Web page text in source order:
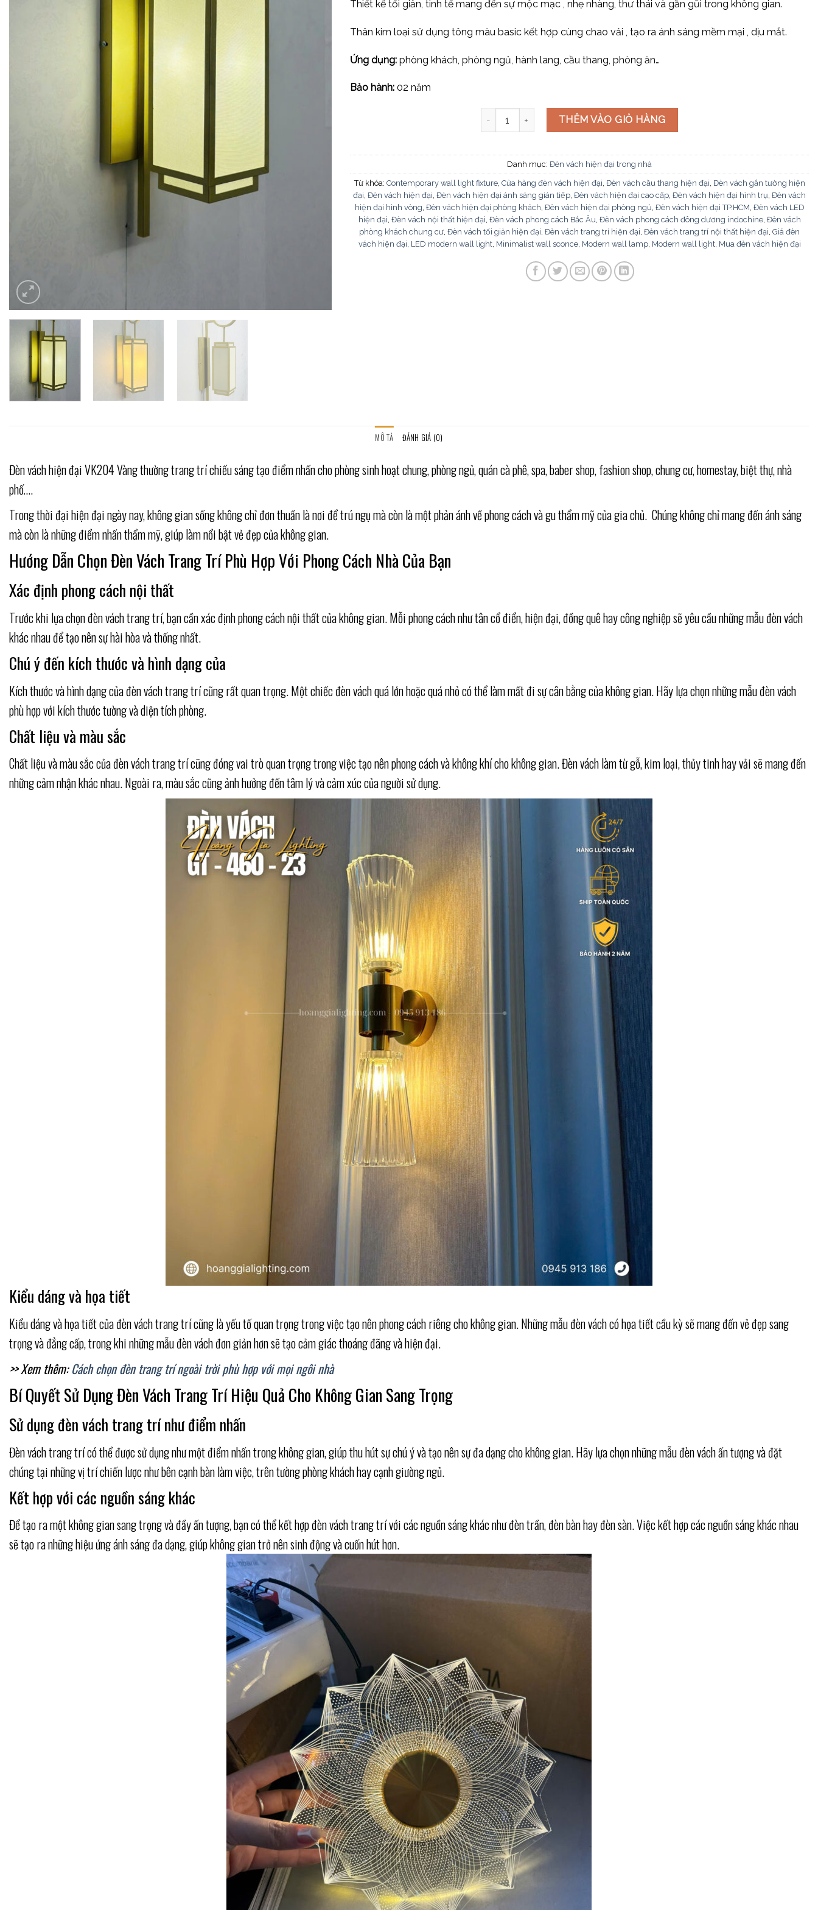
Thiết kế tối giản, tinh tế mang đến sự mộc mạc , nhẹ nhàng, thư thái và gần gũi trong không gian.
Thân kim loại sử dụng tông màu basic kết hợp cùng chao vải , tạo ra ánh sáng mềm mại , dịu mắt.
Ứng dụng: phòng khách, phòng ngủ, hành lang, cầu thang, phòng ăn…
Bảo hành: 02 năm
Đèn vách hiện đại VK204 Vàng số lượng
THÊM VÀO GIỎ HÀNG
Danh mục: Đèn vách hiện đại trong nhà
Từ khóa: Contemporary wall light fixture, Cửa hàng đèn vách hiện đại, Đèn vách cầu thang hiện đại, Đèn vách gắn tường hiện
đại, Đèn vách hiện đại, Đèn vách hiện đại ánh sáng gián tiếp, Đèn vách hiện đại cao cấp, Đèn vách hiện đại hình trụ, Đèn vách
hiện đại hình vòng, Đèn vách hiện đại phòng khách, Đèn vách hiện đại phòng ngủ, Đèn vách hiện đại TP.HCM, Đèn vách LED
hiện đại, Đèn vách nội thất hiện đại, Đèn vách phong cách Bắc Âu, Đèn vách phong cách đông dương indochine, Đèn vách
phòng khách chung cư, Đèn vách tối giản hiện đại, Đèn vách trang trí hiện đại, Đèn vách trang trí nội thất hiện đại, Giá đèn
vách hiện đại, LED modern wall light, Minimalist wall sconce, Modern wall lamp, Modern wall light, Mua đèn vách hiện đại
MÔ TẢ ĐÁNH GIÁ (0)
Đèn vách hiện đại VK204 Vàng thường trang trí chiếu sáng tạo điểm nhấn cho phòng sinh hoạt chung, phòng ngủ, quán cà phê, spa, baber shop, fashion shop, chung cư, homestay, biệt thự, nhà
phố….
Trong thời đại hiện đại ngày nay, không gian sống không chỉ đơn thuần là nơi để trú ngụ mà còn là một phản ánh về phong cách và gu thẩm mỹ của gia chủ. Chúng không chỉ mang đến ánh sáng
mà còn là những điểm nhấn thẩm mỹ, giúp làm nổi bật vẻ đẹp của không gian.
Hướng Dẫn Chọn Đèn Vách Trang Trí Phù Hợp Với Phong Cách Nhà Của Bạn
Xác định phong cách nội thất
Trước khi lựa chọn đèn vách trang trí, bạn cần xác định phong cách nội thất của không gian. Mỗi phong cách như tân cổ điển, hiện đại, đồng quê hay công nghiệp sẽ yêu cầu những mẫu đèn vách
khác nhau để tạo nên sự hài hòa và thống nhất.
Chú ý đến kích thước và hình dạng của
Kích thước và hình dạng của đèn vách trang trí cũng rất quan trọng. Một chiếc đèn vách quá lớn hoặc quá nhỏ có thể làm mất đi sự cân bằng của không gian. Hãy lựa chọn những mẫu đèn vách
phù hợp với kích thước tường và diện tích phòng.
Chất liệu và màu sắc
Chất liệu và màu sắc của đèn vách trang trí cũng đóng vai trò quan trọng trong việc tạo nên phong cách và không khí cho không gian. Đèn vách làm từ gỗ, kim loại, thủy tinh hay vải sẽ mang đến
những cảm nhận khác nhau. Ngoài ra, màu sắc cũng ảnh hưởng đến tâm lý và cảm xúc của người sử dụng.
Kiểu dáng và họa tiết
Kiểu dáng và họa tiết của đèn vách trang trí cũng là yếu tố quan trọng trong việc tạo nên phong cách riêng cho không gian. Những mẫu đèn vách có họa tiết cầu kỳ sẽ mang đến vẻ đẹp sang
trọng và đẳng cấp, trong khi những mẫu đèn vách đơn giản hơn sẽ tạo cảm giác thoáng đãng và hiện đại.
>> Xem thêm:Cách chọn đèn trang trí ngoài trời phù hợp với mọi ngôi nhà
Bí Quyết Sử Dụng Đèn Vách Trang Trí Hiệu Quả Cho Không Gian Sang Trọng
Sử dụng đèn vách trang trí như điểm nhấn
Đèn vách trang trí có thể được sử dụng như một điểm nhấn trong không gian, giúp thu hút sự chú ý và tạo nên sự đa dạng cho không gian. Hãy lựa chọn những mẫu đèn vách ấn tượng và đặt
chúng tại những vị trí chiến lược như bên cạnh bàn làm việc, trên tường phòng khách hay cạnh giường ngủ.
Kết hợp với các nguồn sáng khác
Để tạo ra một không gian sang trọng và đầy ấn tượng, bạn có thể kết hợp đèn vách trang trí với các nguồn sáng khác như đèn trần, đèn bàn hay đèn sàn. Việc kết hợp các nguồn sáng khác nhau
sẽ tạo ra những hiệu ứng ánh sáng đa dạng, giúp không gian trở nên sinh động và cuốn hút hơn.